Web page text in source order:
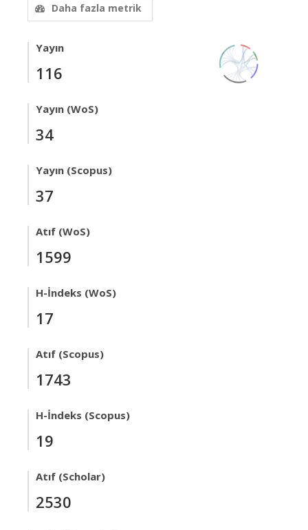
Daha fazla metrik
Yayın
116
Yayın (WoS)
34
Yayın (Scopus)
37
Atıf (WoS)
1599
H-İndeks (WoS)
17
Atıf (Scopus)
1743
H-İndeks (Scopus)
19
Atıf (Scholar)
2530